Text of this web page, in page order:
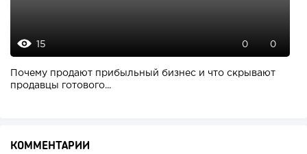
15 0 0
Почему продают прибыльный бизнес и что скрывают
продавцы готового...
КОММЕНТАРИИ